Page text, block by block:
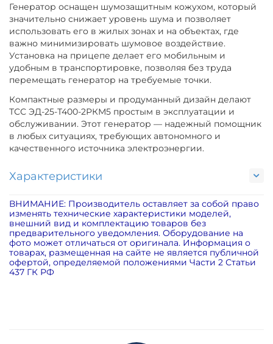
Генератор оснащен шумозащитным кожухом, который
значительно снижает уровень шума и позволяет
использовать его в жилых зонах и на объектах, где
важно минимизировать шумовое воздействие.
Установка на прицепе делает его мобильным и
удобным в транспортировке, позволяя без труда
перемещать генератор на требуемые точки.
Компактные размеры и продуманный дизайн делают
ТСС ЭД-25-Т400-2РКМ5 простым в эксплуатации и
обслуживании. Этот генератор — надежный помощник
в любых ситуациях, требующих автономного и
качественного источника электроэнергии.
Характеристики
ВНИМАНИЕ: Производитель оставляет за собой право
изменять технические характеристики моделей,
внешний вид и комплектацию товаров без
предварительного уведомления. Оборудование на
фото может отличаться от оригинала. Информация о
товарах, размещенная на сайте не является публичной
офертой, определяемой положениями Части 2 Статьи
437 ГК РФ